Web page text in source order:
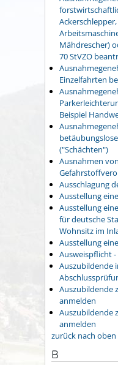
Mähdrescher)
70 StVZO
Einzelfahrten
Beispiel
("Schächten")
Ausnahmen
Ausschlagung
Ausstellung
Ausstellung
für deutsche
Wohnsitz im
Ausstellung
Ausweispflicht
Auszubildende
Auszubildende
anmelden
Auszubildende
anmelden
zurück nach oben
B